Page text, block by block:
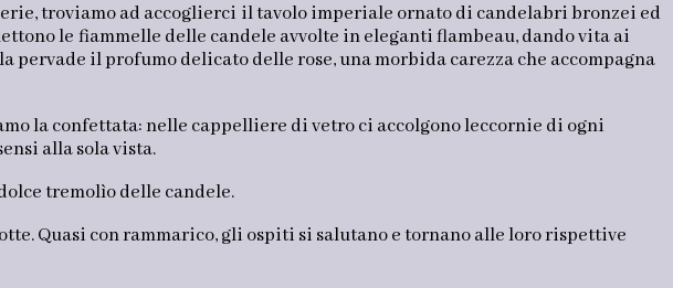
troviamo ad accoglierci il tavolo imperiale ornato di candelabri bronzei ed
le fiammelle delle candele avvolte in eleganti flambeau, dando vita ai
il profumo delicato delle rose, una morbida carezza che accompagna
la confettata: nelle cappelliere di vetro ci accolgono leccornie di ogni
alla sola vista.
tremolìo delle candele.
Quasi con rammarico, gli ospiti si salutano e tornano alle loro rispettive